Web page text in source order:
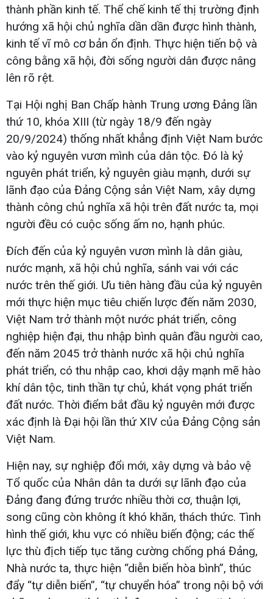
thành phần kinh tế. Thể chế kinh tế thị trường định
hướng xã hội chủ nghĩa dần dần được hình thành,
kinh tế vĩ mô cơ bản ổn định. Thực hiện tiến bộ và
công bằng xã hội, đời sống người dân được nâng
lên rõ rệt.
Tại Hội nghị Ban Chấp hành Trung ương Đảng lần
thứ 10, khóa XIII (từ ngày 18/9 đến ngày
20/9/2024) thống nhất khẳng định Việt Nam bước
vào kỷ nguyên vươn mình của dân tộc. Đó là kỷ
nguyên phát triển, kỷ nguyên giàu mạnh, dưới sự
lãnh đạo của Đảng Cộng sản Việt Nam, xây dựng
thành công chủ nghĩa xã hội trên đất nước ta, mọi
người đều có cuộc sống ấm no, hạnh phúc.
Đích đến của kỷ nguyên vươn mình là dân giàu,
nước mạnh, xã hội chủ nghĩa, sánh vai với các
nước trên thế giới. Ưu tiên hàng đầu của kỷ nguyên
mới thực hiện mục tiêu chiến lược đến năm 2030,
Việt Nam trở thành một nước phát triển, công
nghiệp hiện đại, thu nhập bình quân đầu người cao,
đến năm 2045 trở thành nước xã hội chủ nghĩa
phát triển, có thu nhập cao, khơi dậy mạnh mẽ hào
khí dân tộc, tinh thần tự chủ, khát vọng phát triển
đất nước. Thời điểm bắt đầu kỷ nguyên mới được
xác định là Đại hội lần thứ XIV của Đảng Cộng sản
Việt Nam.
Hiện nay, sự nghiệp đổi mới, xây dựng và bảo vệ
Tổ quốc của Nhân dân ta dưới sự lãnh đạo của
Đảng đang đứng trước nhiều thời cơ, thuận lợi,
song cũng còn không ít khó khăn, thách thức. Tình
hình thế giới, khu vực có nhiều biến động; các thế
lực thù địch tiếp tục tăng cường chống phá Đảng,
Nhà nước ta, thực hiện “diễn biến hòa bình”, thúc
đẩy “tự diễn biến”, “tự chuyển hóa” trong nội bộ với